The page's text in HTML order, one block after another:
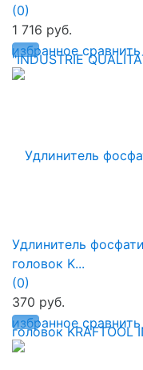
избранное сравнить
(0)
1 716 руб.
избранное сравнить
Удлинитель
головок K...
(0)
370 руб.